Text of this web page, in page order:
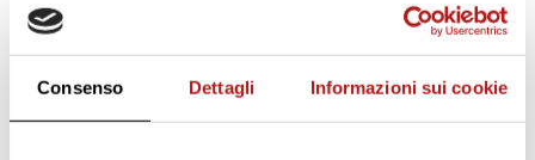
Consenso Dettagli Informazioni sui cookie